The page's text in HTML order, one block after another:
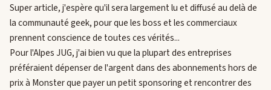
Super article, j'espère qu'il sera largement lu et diffusé au delà de
la communauté geek, pour que les boss et les commerciaux
prennent conscience de toutes ces vérités...
Pour l'Alpes JUG, j'ai bien vu que la plupart des entreprises
préféraient dépenser de l'argent dans des abonnements hors de
prix à Monster que payer un petit sponsoring et rencontrer des